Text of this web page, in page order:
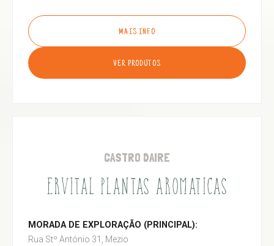
MAIS INFO
VER PRODUTOS
CASTRO DAIRE
ERVITAL PLANTAS AROMATICAS
MORADA DE EXPLORAÇÃO (PRINCIPAL):
Rua Stº António 31, Mezio